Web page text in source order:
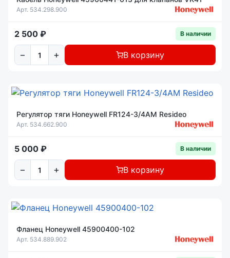
Арт. 534.298.900
2 500 ₽ В наличии
− + В корзину
Регулятор тяги Honeywell FR124-3/4AM Resideo
Арт. 534.662.900
5 000 ₽ В наличии
− + В корзину
Фланец Honeywell 45900400-102
Арт. 534.889.902